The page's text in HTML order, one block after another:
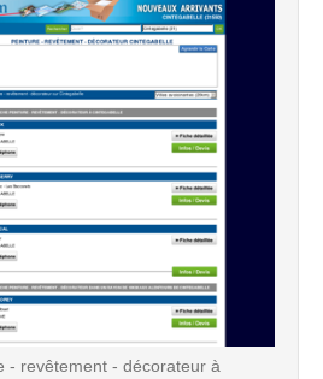
- revêtement - décorateur à